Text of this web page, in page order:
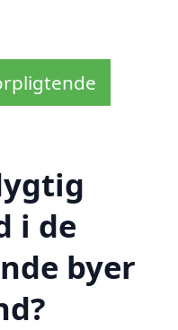
i de
byer